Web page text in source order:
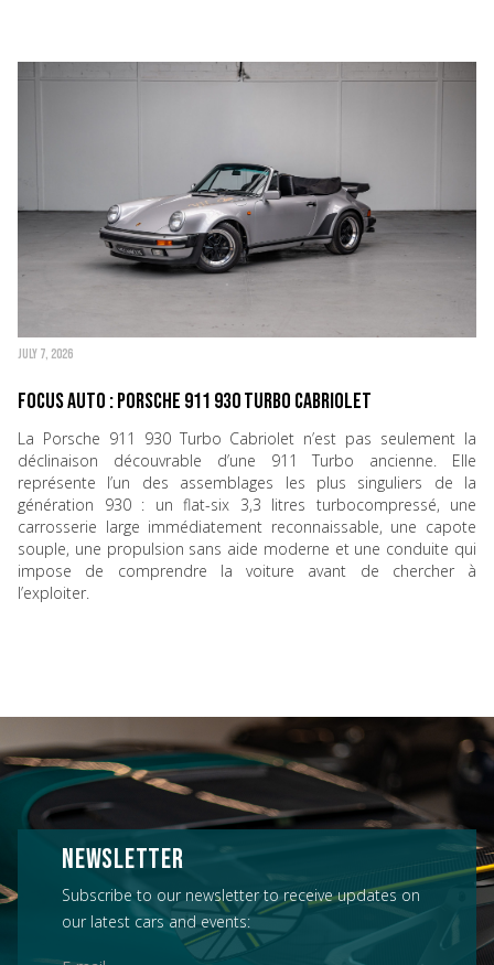
JULY 7, 2026
Focus Auto : Porsche 911 930 Turbo Cabriolet
La Porsche 911 930 Turbo Cabriolet n’est pas seulement la
déclinaison découvrable d’une 911 Turbo ancienne. Elle
représente l’un des assemblages les plus singuliers de la
génération 930 : un flat-six 3,3 litres turbocompressé, une
carrosserie large immédiatement reconnaissable, une capote
souple, une propulsion sans aide moderne et une conduite qui
impose de comprendre la voiture avant de chercher à
l’exploiter.
NEWSLETTER
Subscribe to our newsletter to receive updates on
our latest cars and events: